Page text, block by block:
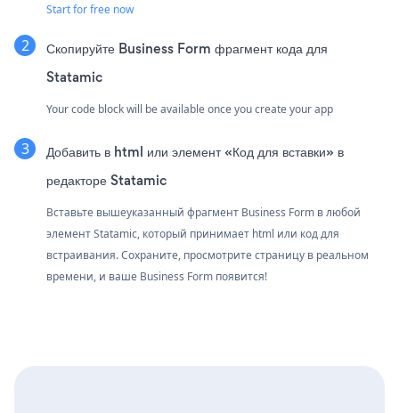
Start for free now
Скопируйте Business Form фрагмент кода для
Statamic
Your code block will be available once you create your app
Добавить в html или элемент «Код для вставки» в
редакторе Statamic
Вставьте вышеуказанный фрагмент Business Form в любой
элемент Statamic, который принимает html или код для
встраивания. Сохраните, просмотрите страницу в реальном
времени, и ваше Business Form появится!